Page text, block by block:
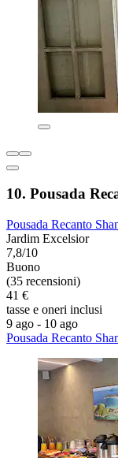
10. Pousada
Pousada Recanto
Jardim Excelsior
7,8/10
Buono
(35 recensioni)
41 €
tasse e oneri inclusi
9 ago - 10 ago
Pousada Recanto